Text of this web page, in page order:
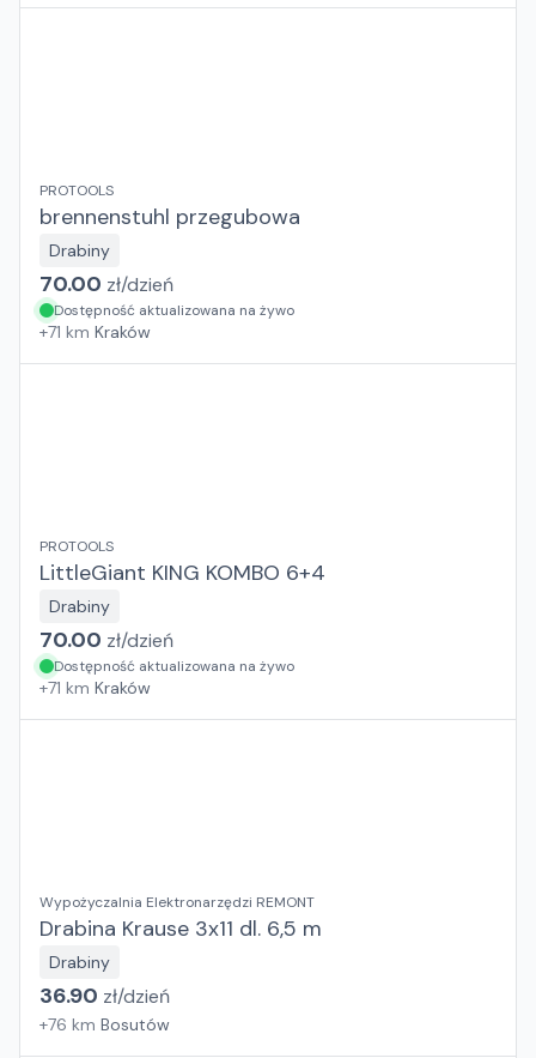
PROTOOLS
brennenstuhl przegubowa
Drabiny
70.00 zł/dzień
Dostępność aktualizowana na żywo
+71 km Kraków
PROTOOLS
LittleGiant KING KOMBO 6+4
Drabiny
70.00 zł/dzień
Dostępność aktualizowana na żywo
+71 km Kraków
Wypożyczalnia Elektronarzędzi REMONT
Drabina Krause 3x11 dl. 6,5 m
Drabiny
36.90 zł/dzień
+76 km Bosutów